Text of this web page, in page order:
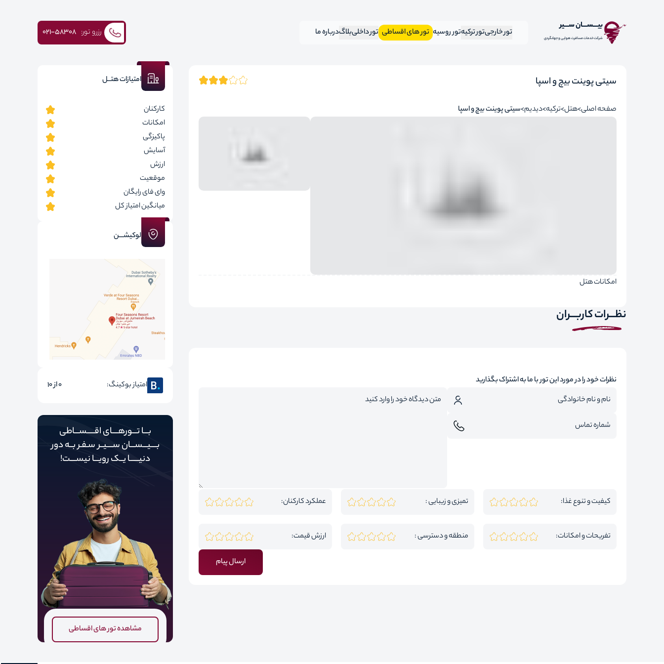
بیـــســـان ســـیر
شرکت خدمات مسافرت هوایی و جهانگردی تور خارجی تور ترکیهتور روسیه تور های اقساطی تور داخلیبلاگدرباره ما رزرو تور: ۰۲۱-58308
سیتی پوینت بیچ و اسپا
صفحه اصلی هتل ترکیه دیدیم سیتی پوینت بیچ و اسپا
امکانات هتل
نظـــرات کاربـــران
نظرات خود را در مورد این تور با ما به اشتراک بگذارید
کیفیت و تنوع غذا: تمیزی و زیبایی : عملکرد کارکنان:
تفریحات و امکانات: منطقه و دسترسی : ارزش قیمت:
ارسال پیام
امتیازات هتــل
کارکنان
امکانات
پاکیزگی
آسایش
ارزش
موقعیت
وای فای رایگان
میانگین امتیاز کل
لوکیشـــن
امتیاز بوکینگ: 0 از 10
بـــا تـــورهــــای اقـــــســـاطی
بــــیـــســـان ســــیــر سـفـر بــه دور‌‌‌‌
دنیـــــ‌‌ـا یــک رویـــا نیســــت!
مشاهده تور های اقساطی